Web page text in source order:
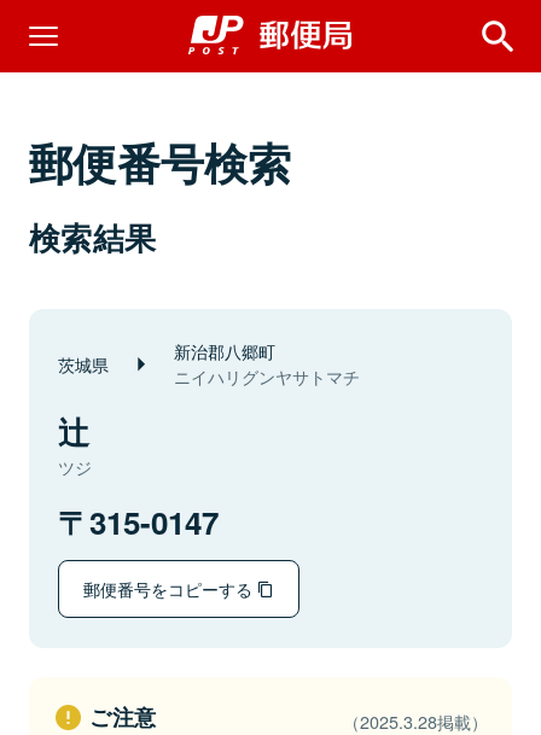
郵便番号検索
検索結果
茨城県 新治郡八郷町
ニイハリグンヤサトマチ
辻
ツジ
315-0147
郵便番号をコピーする
ご注意 （2025.3.28掲載）